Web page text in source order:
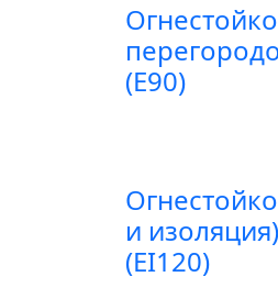
(E90)
и
(EI120)